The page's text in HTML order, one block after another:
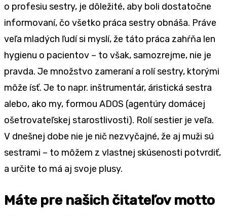
o profesiu sestry, je dôležité, aby boli dostatočne
informovaní, čo všetko práca sestry obnáša. Práve
veľa mladých ľudí si myslí, že táto práca zahŕňa len
hygienu o pacientov – to však, samozrejme, nie je
pravda. Je množstvo zameraní a rolí sestry, ktorými
môže ísť. Je to napr. inštrumentár, áristická sestra
alebo, ako my, formou ADOS (agentúry domácej
ošetrovateľskej starostlivosti). Rolí sestier je veľa.
V dnešnej dobe nie je nič nezvyčajné, že aj muži sú
sestrami – to môžem z vlastnej skúsenosti potvrdiť,
a určite to má aj svoje plusy.
Máte pre našich čitateľov motto